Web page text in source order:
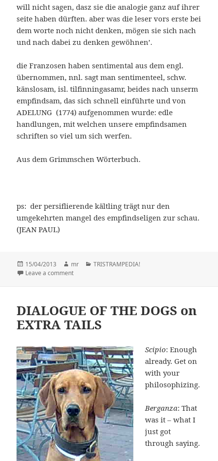
will nicht sagen, dasz sie die analogie ganz auf ihrer
seite haben dürften. aber was die leser vors erste bei
dem worte noch nicht denken, mögen sie sich nach
und nach dabei zu denken gewöhnen’.
die Franzosen haben sentimental aus dem engl.
übernommen, nnl. sagt man sentimenteel, schw.
känslosam, isl. tilfinningasamr, beides nach unserm
empfindsam, das sich schnell einführte und von
ADELUNG (1774) aufgenommen wurde: edle
handlungen, mit welchen unsere empfindsamen
schriften so viel um sich werfen.
Aus dem Grimmschen Wörterbuch.
ps: der persiflierende kältling trägt nur den
umgekehrten mangel des empfindseligen zur schau.
(JEAN PAUL)
Posted
on
15/04/2013 Author
mr Categories
TRISTRAMPEDIA!
Leave a comment
DIALOGUE OF THE DOGS on
EXTRA TAILS
Scipio: Enough
already. Get on
with your
philosophizing.
Berganza: That
was it – what I
just got
through saying.